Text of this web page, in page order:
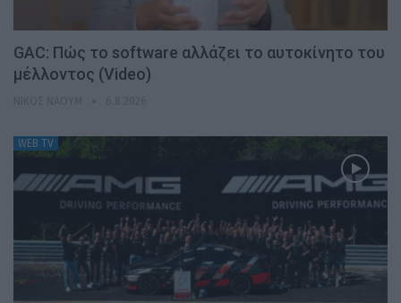
GAC: Πώς το software αλλάζει το αυτοκίνητο του
μέλλοντος (Video)
WEB TV